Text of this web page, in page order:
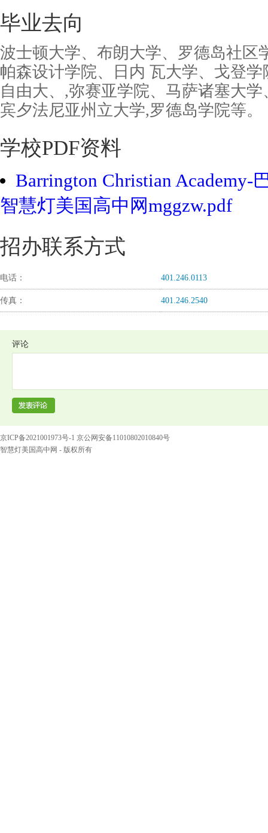
毕业去向
波士顿大学、布朗大学、罗德岛社区
帕森设计学院、日内 瓦大学、戈登
自由大、,弥赛亚学院、马萨诸塞大
宾夕法尼亚州立大学,罗德岛学院等。
学校PDF资料
Barrington Christian Academy-
智慧灯美国高中网mggzw.pdf
招办联系方式
电话： 401.246.0113
传真： 401.246.2540
评论
京ICP备2021001973号-1 京公网安备11010802010840号
智慧灯美国高中网 - 版权所有